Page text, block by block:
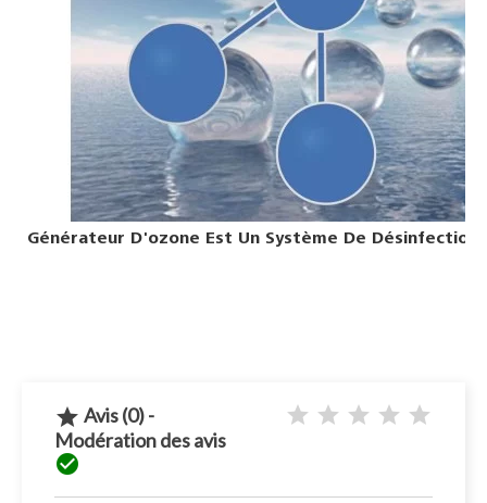
Générateur D'ozone Est Un Système De Désinfection
 Avis (0) -
Modération des avis
